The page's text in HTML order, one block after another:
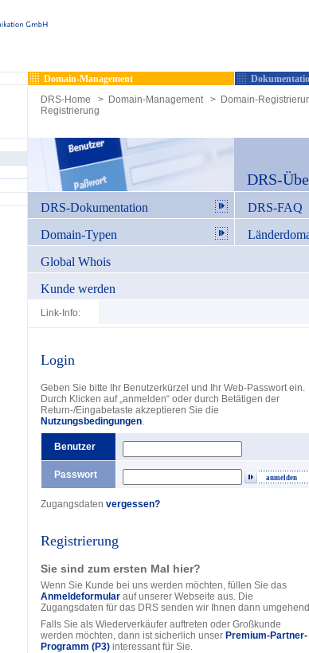
Domain-Management
DRS-Home
> Domain-Management >
Domain-
Registrierung
DRS-
DRS-Dokumentation
DRS-FAQ
Domain-Typen
Global Whois
Kunde werden
Link-Info:
Login
Geben Sie bitte Ihr Benutzerkürzel und Ihr Web-Passwort ein.
Durch Klicken auf „anmelden“ oder durch Betätigen der
Return-/Eingabetaste akzeptieren Sie die
Nutzungsbedingungen.
Benutzer
Passwort anmelden
Zugangsdaten vergessen?
Registrierung
Sie sind zum ersten Mal hier?
Wenn Sie Kunde bei uns werden möchten, füllen Sie das
Anmeldeformularauf unserer Webseite aus. Die
Zugangsdaten für das DRS senden wir Ihnen dann
Falls Sie als Wiederverkäufer auftreten oder Großkunde
werden möchten, dann ist sicherlich unser Premium-Partner-
Programm (P3)interessant für Sie.